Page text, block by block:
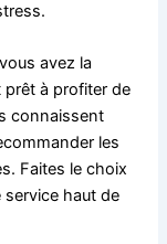
avez la
prêt à profiter de
connaissent
les
Faites le choix
service haut de